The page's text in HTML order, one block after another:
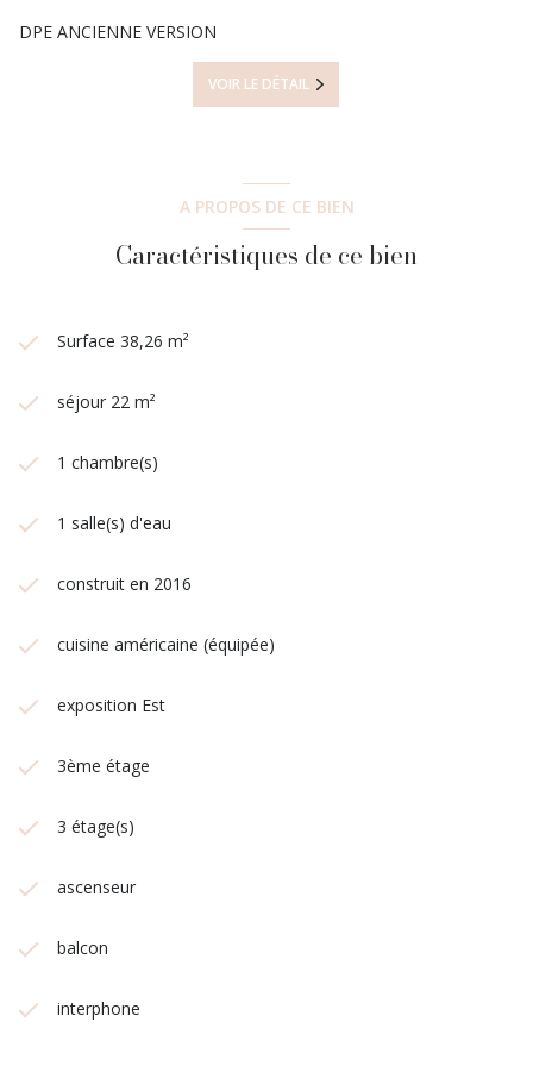
DPE ANCIENNE VERSION
VOIR LE DÉTAIL
A PROPOS DE CE BIEN
Caractéristiques de ce bien
Surface 38,26 m²
séjour 22 m²
1 chambre(s)
1 salle(s) d'eau
construit en 2016
cuisine américaine (équipée)
exposition Est
3ème étage
3 étage(s)
ascenseur
balcon
interphone